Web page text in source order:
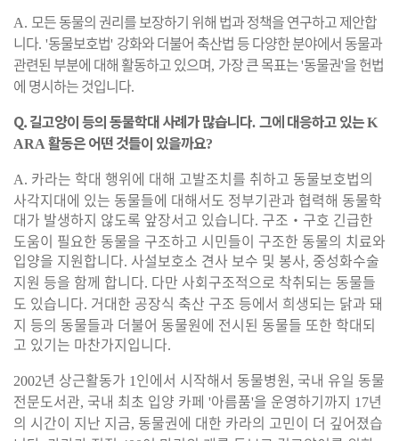
A. 모든 동물의 권리를 보장하기 위해 법과 정책을 연구하고 제안합
니다. '동물보호법' 강화와 더불어 축산법 등 다양한 분야에서 동물과
관련된 부분에 대해 활동하고 있으며, 가장 큰 목표는'동물권'을 헌법
에 명시하는 것입니다.
Q.길고양이 등의 동물학대 사례가 많습니다. 그에 대응하고 있는K
ARA 활동은 어떤 것들이 있을까요?
A. 카라는 학대 행위에 대해 고발조치를 취하고 동물보호법의
사각지대에 있는 동물들에 대해서도 정부기관과 협력해 동물학
대가 발생하지 않도록 앞장서고 있습니다. 구조 ‧ 구호 긴급한
도움이 필요한 동물을 구조하고 시민들이 구조한 동물의 치료와
입양을 지원합니다. 사설보호소 견사 보수 및 봉사, 중성화수술
지원 등을 함께 합니다. 다만 사회구조적으로 착취되는 동물들
도 있습니다. 거대한 공장식 축산 구조 등에서 희생되는 닭과 돼
지 등의 동물들과 더불어 동물원에 전시된 동물들 또한 학대되
고 있기는 마찬가지입니다.
2002년 상근활동가 1 인에서 시작해서 동물병원, 국내 유일 동물
전문도서관, 국내 최초 입양 카페 '아름품'을 운영하기까지 17년
의 시간이 지난 지금, 동물권에 대한 카라의 고민이 더 깊어졌습